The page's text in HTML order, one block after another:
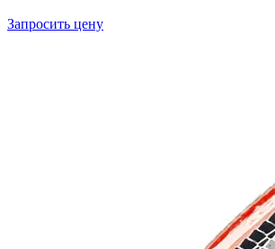
Запросить цену